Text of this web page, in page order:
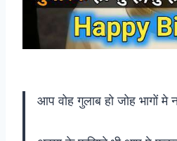
आप वोह गुलाब हो जोह भागों मे